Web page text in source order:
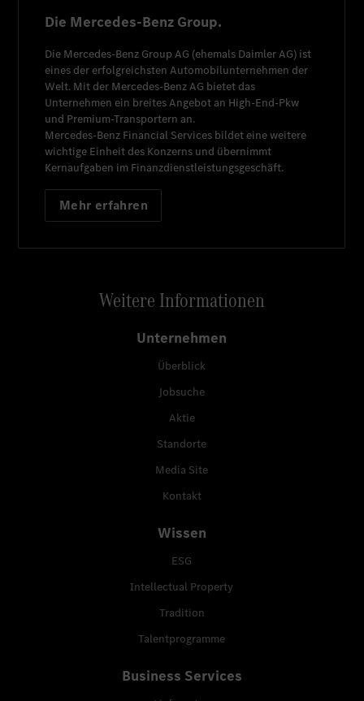
Die Mercedes-Benz Group.
Die Mercedes-Benz Group AG (ehemals Daimler AG) ist
eines der erfolgreichsten Automobilunternehmen der
Welt. Mit der Mercedes-Benz AG bietet das
Unternehmen ein breites Angebot an High-End-Pkw
und Premium-Transportern an.
Mercedes-Benz Financial Services bildet eine weitere
wichtige Einheit des Konzerns und übernimmt
Kernaufgaben im Finanzdienstleistungsgeschäft.
Mehr erfahren
Weitere Informationen
Unternehmen
Überblick
Jobsuche
Aktie
Standorte
Media Site
Kontakt
Wissen
ESG
Intellectual Property
Tradition
Talentprogramme
Business Services